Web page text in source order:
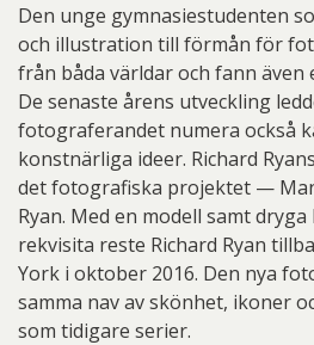
Den unge gymnasiestudenten
och illustration till förmån för
från båda världar och fann
De senaste årens utveckling
fotograferandet numera också
konstnärliga ideer. Richard
det fotografiska projektet —
Ryan. Med en modell samt
rekvisita reste Richard Ryan
York i oktober 2016. Den nya
samma nav av skönhet, ikoner
som tidigare serier.